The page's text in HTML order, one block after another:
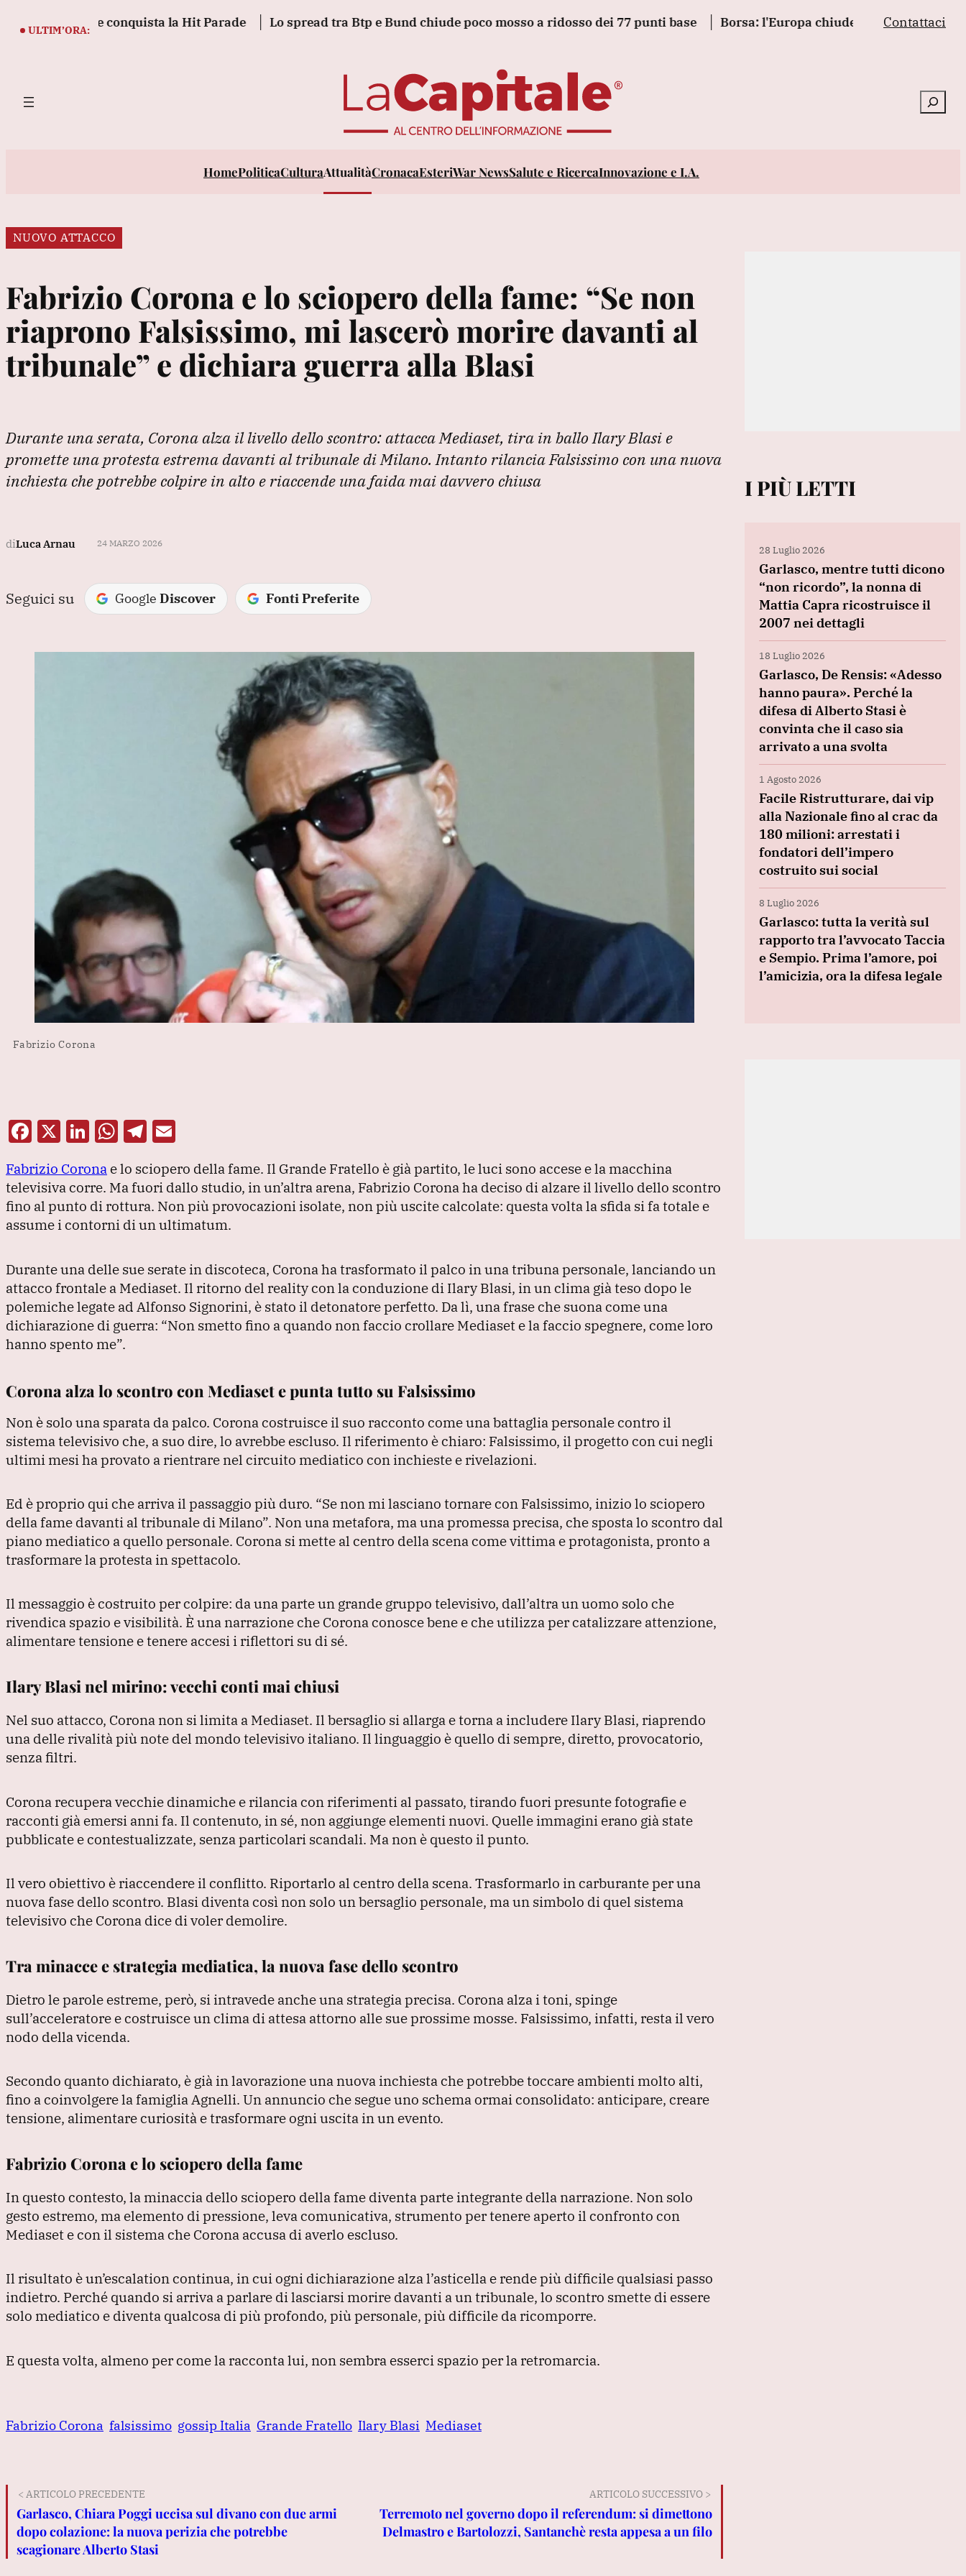
ULTIM’ORA:
Petal e conquista la Hit Parade Lo spread tra Btp e Bund chiude poco mosso a ridosso dei 77 punti base Borsa: l'Europa chiude positiva, Francoforte
Contattaci
Cerca
HomePoliticaCulturaAttualitàCronacaEsteriWar NewsSalute e RicercaInnovazione e I.A.
NUOVO ATTACCO
Fabrizio Corona e lo sciopero della fame: “Se non
riaprono Falsissimo, mi lascerò morire davanti al
tribunale” e dichiara guerra alla Blasi
Durante una serata, Corona alza il livello dello scontro: attacca Mediaset, tira in ballo Ilary Blasi e
promette una protesta estrema davanti al tribunale di Milano. Intanto rilancia Falsissimo con una nuova
inchiesta che potrebbe colpire in alto e riaccende una faida mai davvero chiusa
diLuca Arnau 24 MARZO 2026
Seguici su Google Discover Fonti Preferite
Fabrizio Corona
F
c
e
b
o
k
X Li
k
e
dI
W
at
s
A
p
T
e
gr
a
ai
l
Fabrizio Coronae lo sciopero della fame. Il Grande Fratello è già partito, le luci sono accese e la macchina
televisiva corre. Ma fuori dallo studio, in un’altra arena, Fabrizio Corona ha deciso di alzare il livello dello scontro
fino al punto di rottura. Non più provocazioni isolate, non più uscite calcolate: questa volta la sfida si fa totale e
assume i contorni di un ultimatum.
Durante una delle sue serate in discoteca, Corona ha trasformato il palco in una tribuna personale, lanciando un
attacco frontale a Mediaset. Il ritorno del reality con la conduzione di Ilary Blasi, in un clima già teso dopo le
polemiche legate ad Alfonso Signorini, è stato il detonatore perfetto. Da lì, una frase che suona come una
dichiarazione di guerra: “Non smetto fino a quando non faccio crollare Mediaset e la faccio spegnere, come loro
hanno spento me”.
Corona alza lo scontro con Mediaset e punta tutto su Falsissimo
Non è solo una sparata da palco. Corona costruisce il suo racconto come una battaglia personale contro il
sistema televisivo che, a suo dire, lo avrebbe escluso. Il riferimento è chiaro: Falsissimo, il progetto con cui negli
ultimi mesi ha provato a rientrare nel circuito mediatico con inchieste e rivelazioni.
Ed è proprio qui che arriva il passaggio più duro. “Se non mi lasciano tornare con Falsissimo, inizio lo sciopero
della fame davanti al tribunale di Milano”. Non una metafora, ma una promessa precisa, che sposta lo scontro dal
piano mediatico a quello personale. Corona si mette al centro della scena come vittima e protagonista, pronto a
trasformare la protesta in spettacolo.
Il messaggio è costruito per colpire: da una parte un grande gruppo televisivo, dall’altra un uomo solo che
rivendica spazio e visibilità. È una narrazione che Corona conosce bene e che utilizza per catalizzare attenzione,
alimentare tensione e tenere accesi i riflettori su di sé.
Ilary Blasi nel mirino: vecchi conti mai chiusi
Nel suo attacco, Corona non si limita a Mediaset. Il bersaglio si allarga e torna a includere Ilary Blasi, riaprendo
una delle rivalità più note del mondo televisivo italiano. Il linguaggio è quello di sempre, diretto, provocatorio,
senza filtri.
Corona recupera vecchie dinamiche e rilancia con riferimenti al passato, tirando fuori presunte fotografie e
racconti già emersi anni fa. Il contenuto, in sé, non aggiunge elementi nuovi. Quelle immagini erano già state
pubblicate e contestualizzate, senza particolari scandali. Ma non è questo il punto.
Il vero obiettivo è riaccendere il conflitto. Riportarlo al centro della scena. Trasformarlo in carburante per una
nuova fase dello scontro. Blasi diventa così non solo un bersaglio personale, ma un simbolo di quel sistema
televisivo che Corona dice di voler demolire.
Tra minacce e strategia mediatica, la nuova fase dello scontro
Dietro le parole estreme, però, si intravede anche una strategia precisa. Corona alza i toni, spinge
sull’acceleratore e costruisce un clima di attesa attorno alle sue prossime mosse. Falsissimo, infatti, resta il vero
nodo della vicenda.
Secondo quanto dichiarato, è già in lavorazione una nuova inchiesta che potrebbe toccare ambienti molto alti,
fino a coinvolgere la famiglia Agnelli. Un annuncio che segue uno schema ormai consolidato: anticipare, creare
tensione, alimentare curiosità e trasformare ogni uscita in un evento.
Fabrizio Corona e lo sciopero della fame
In questo contesto, la minaccia dello sciopero della fame diventa parte integrante della narrazione. Non solo
gesto estremo, ma elemento di pressione, leva comunicativa, strumento per tenere aperto il confronto con
Mediaset e con il sistema che Corona accusa di averlo escluso.
Il risultato è un’escalation continua, in cui ogni dichiarazione alza l’asticella e rende più difficile qualsiasi passo
indietro. Perché quando si arriva a parlare di lasciarsi morire davanti a un tribunale, lo scontro smette di essere
solo mediatico e diventa qualcosa di più profondo, più personale, più difficile da ricomporre.
E questa volta, almeno per come la racconta lui, non sembra esserci spazio per la retromarcia.
Fabrizio Corona falsissimo gossip Italia Grande Fratello Ilary Blasi Mediaset
< ARTICOLO PRECEDENTE
Garlasco, Chiara Poggi uccisa sul divano con due armi
dopo colazione: la nuova perizia che potrebbe
scagionare Alberto Stasi
ARTICOLO SUCCESSIVO >
Terremoto nel governo dopo il referendum: si dimettono
Delmastro e Bartolozzi, Santanchè resta appesa a un filo
I PIÙ LETTI
28 Luglio 2026
Garlasco, mentre tutti dicono
“non ricordo”, la nonna di
Mattia Capra ricostruisce il
2007 nei dettagli
18 Luglio 2026
Garlasco, De Rensis: «Adesso
hanno paura». Perché la
difesa di Alberto Stasi è
convinta che il caso sia
arrivato a una svolta
1 Agosto 2026
Facile Ristrutturare, dai vip
alla Nazionale fino al crac da
180 milioni: arrestati i
fondatori dell’impero
costruito sui social
8 Luglio 2026
Garlasco: tutta la verità sul
rapporto tra l’avvocato Taccia
e Sempio. Prima l’amore, poi
l’amicizia, ora la difesa legale